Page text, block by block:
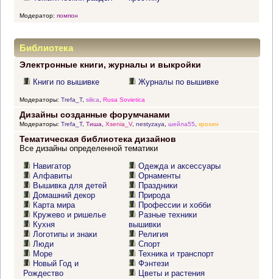
Модератор: помпон
Библиотека
Электронные книги, журналы и выкройки
Книги по вышивке Журналы по вышивке
Модераторы: Trefa_T, silica Rusa Sovietica
Дизайны созданные форумчанами
Модераторы: Trefa_T, Тиша, Xsenia_V, nestyzaya, шейла55, крохин
Тематическая библиотека дизайнов
Все дизайны определенной тематики
Навигатор
Алфавиты
Вышивка для детей
Домашний декор
Карта мира
Кружево и ришелье
Кухня
Логотипы и знаки
Люди
Море
Новый Год и
Рождество
Одежда и аксессуары
Орнаменты
Праздники
Природа
Профессии и хобби
Разные техники
вышивки
Религия
Спорт
Техника и транспорт
Фэнтези
Цветы и растения